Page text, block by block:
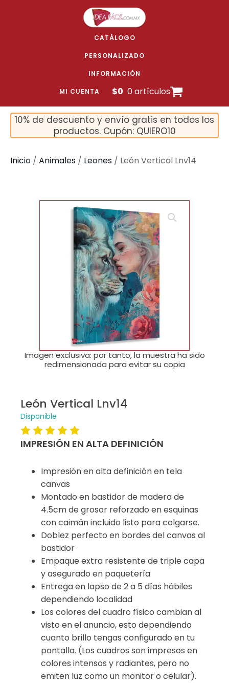
CATÁLOGO
PERSONALIZADO
INFORMACIÓN
MI CUENTA $0 0 artículos
10% de descuento y envío gratis en todos los
productos. Cupón: QUIERO10
Inicio / Animales / Leones / León Vertical Lnv14
🔍
Imagen exclusiva: por tanto, la muestra ha sido
redimensionada para evitar su copia
León Vertical Lnv14
Disponible
IMPRESIÓN EN ALTA DEFINICIÓN
Impresión en alta definición en tela
canvas
Montado en bastidor de madera de
4.5cm de grosor reforzado en esquinas
con caimán incluido listo para colgarse.
Doblez perfecto en bordes del canvas al
bastidor
Empaque extra resistente de triple capa
y asegurado en paquetería
Entrega en lapso de 2 a 5 días hábiles
dependiendo localidad
Los colores del cuadro físico cambian al
visto en el anuncio, esto dependiendo
cuanto brillo tengas configurado en tu
pantalla. (Los cuadros son impresos en
colores intensos y radiantes, pero no
emiten luz como un monitor o celular).